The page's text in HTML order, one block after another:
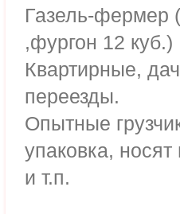
Газель-фермер
,фургон 12 куб.)
Квартирные,
переезды.
Опытные
упаковка,
и т.п.